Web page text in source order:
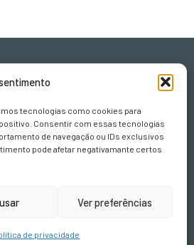
tecnologias como cookies para
Consentir com essas tecnologias
de navegação ou IDs exclusivos
pode afetar negativamante certos
Ver preferências
de privacidade